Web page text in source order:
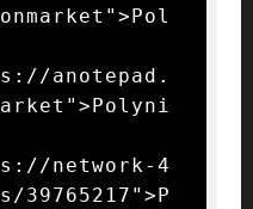
anotepad.
network-4
39765217">P